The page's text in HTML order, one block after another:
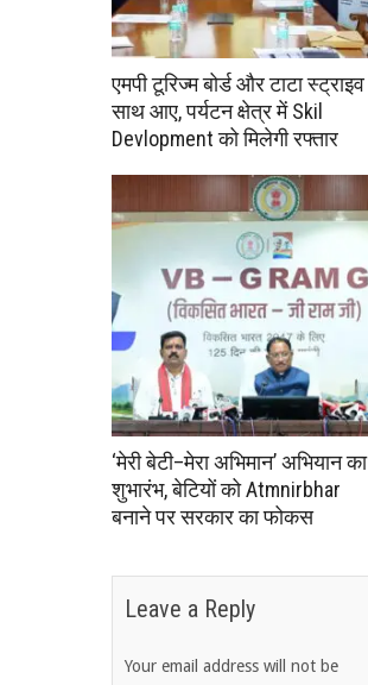
एमपी टूरिज्म बोर्ड और टाटा स्ट्राइव
साथ आए, पर्यटन क्षेत्र में Skil
Devlopment को मिलेगी रफ्तार
‘मेरी बेटी–मेरा अभिमान’ अभियान का
शुभारंभ, बेटियों को Atmnirbhar
बनाने पर सरकार का फोकस
Leave a Reply
Your email address will not be